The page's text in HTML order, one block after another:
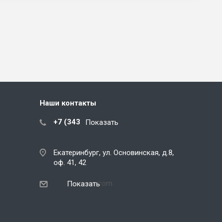
Наши контакты
+7 (343) 288-07-25
Показать
Екатеринбург, ул. Основинская, д.8,
оф. 41, 42
ekb@snegos.com
Показать